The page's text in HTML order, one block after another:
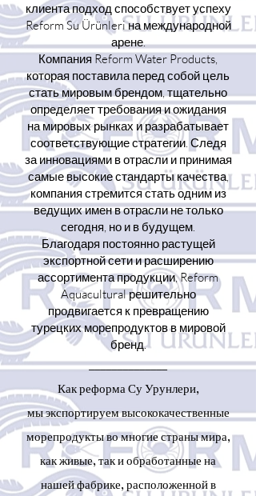
клиента подход способствует успеху
Reform Su Ürünleri на международной
арене.
Компания Reform Water Products,
которая поставила перед собой цель
стать мировым брендом, тщательно
определяет требования и ожидания
на мировых рынках и разрабатывает
соответствующие стратегии. Следя
за инновациями в отрасли и принимая
самые высокие стандарты качества,
компания стремится стать одним из
ведущих имен в отрасли не только
сегодня, но и в будущем.
Благодаря постоянно растущей
экспортной сети и расширению
ассортимента продукции, Reform
Aquacultural решительно
продвигается к превращению
турецких морепродуктов в мировой
бренд.
______________
Как реформа Су Урунлери,
мы экспортируем высококачественные
морепродукты во многие страны мира,
как живые, так и обработанные на
нашей фабрике, расположенной в